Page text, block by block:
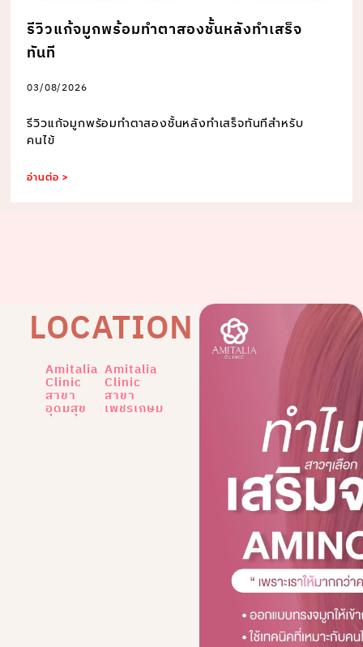
รีวิวแก้จมูกพร้อมทำตาสองชั้นหลังทำเสร็จ
ทันที
03/08/2026
รีวิวแก้จมูกพร้อมทำตาสองชั้นหลังทำเสร็จทันทีสำหรับ
คนไข้
อ่านต่อ >
LOCATION
Amitalia
Clinic
สาขา
อุดมสุข
Amitalia
Clinic
สาขา
เพชรเกษม